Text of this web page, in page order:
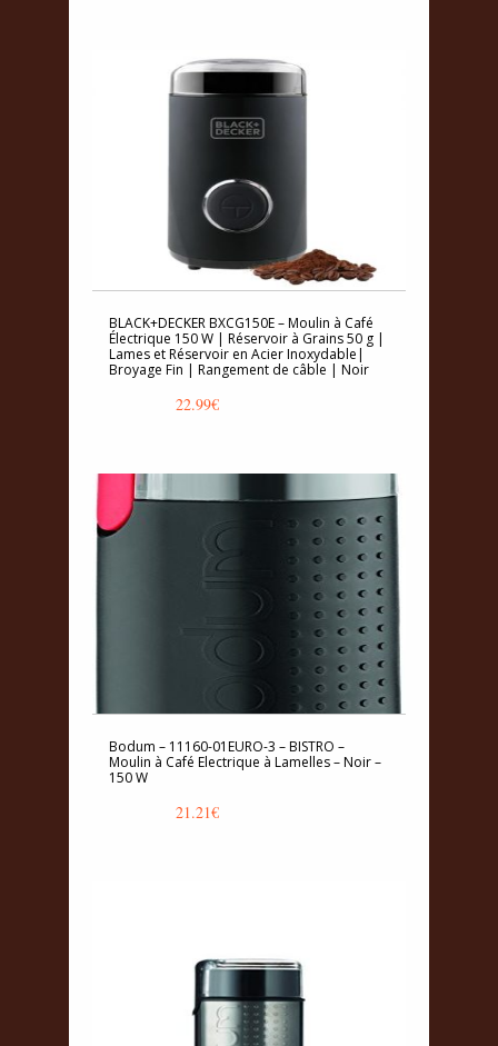
BLACK+DECKER BXCG150E – Moulin à Café
Électrique 150 W | Réservoir à Grains 50 g |
Lames et Réservoir en Acier Inoxydable|
Broyage Fin | Rangement de câble | Noir
22.99€
Bodum – 11160-01EURO-3 – BISTRO –
Moulin à Café Electrique à Lamelles – Noir –
150 W
21.21€